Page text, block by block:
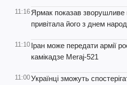
11:16 Ярмак показав зворушливе
привітала його з днем
11:10 Іран може передати армії
камікадзе Meraj-521
11:00Українці зможуть